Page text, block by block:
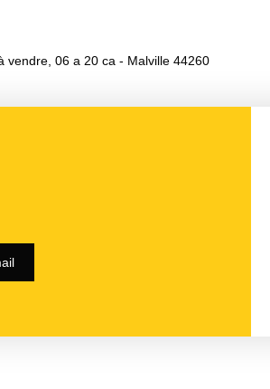
vendre, 06 a 20 ca - Malville 44260